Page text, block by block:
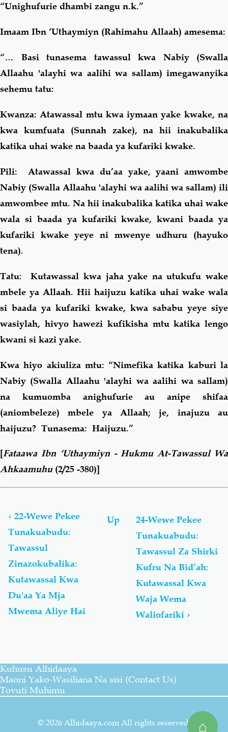
⌂
“Unighufurie dhambi zangu n.k.”
Imaam Ibn ‘Uthaymiyn (Rahimahu Allaah) amesema:
“… Basi tunasema tawassul kwa Nabiy (Swalla
Allaahu 'alayhi wa aalihi wa sallam) imegawanyika
sehemu tatu:
Kwanza: Atawassal mtu kwa iymaan yake kwake, na
kwa kumfuata (Sunnah zake), na hii inakubalika
katika uhai wake na baada ya kufariki kwake.
Pili: Atawassal kwa du’aa yake, yaani amwombe
Nabiy (Swalla Allaahu 'alayhi wa aalihi wa sallam) ili
amwombee mtu. Na hii inakubalika katika uhai wake
wala si baada ya kufariki kwake, kwani baada ya
kufariki kwake yeye ni mwenye udhuru (hayuko
tena).
Tatu: Kutawassal kwa jaha yake na utukufu wake
mbele ya Allaah. Hii haijuzu katika uhai wake wala
si baada ya kufariki kwake, kwa sababu yeye siye
wasiylah, hivyo hawezi kufikisha mtu katika lengo
kwani si kazi yake.
Kwa hiyo akiuliza mtu: “Nimefika katika kaburi la
Nabiy (Swalla Allaahu 'alayhi wa aalihi wa sallam)
na kumuomba anighufurie au anipe shifaa
(aniombeleze) mbele ya Allaah; je, inajuzu au
haijuzu? Tunasema: Haijuzu.”
[Fataawa Ibn ‘Uthaymiyn - Hukmu At-Tawassul Wa
Ahkaamuhu(2/25 -380)]
links
for
إِيَّاكَ
نَعْبُدُ
وَإِيَّاكَ
Wewe
Pekee
Tunakuabudu
Tunakuomba
Msaada
‹ 22-Wewe Pekee
Tunakuabudu:
Tawassul
Zinazokubalika:
Kutawassal Kwa
Du'aa Ya Mja
Mwema Aliye Hai
Up
24-Wewe Pekee
Tunakuabudu:
Tawassul Za Shirki
Kufru Na Bid’ah:
Kutawassal Kwa
Waja Wema
Waliofariki ›
Kuhusu Alhidaaya
Maoni Yako-Wasiliana Na sisi (Contact Us)
Tovuti Muhimu
© 2026 Alhidaaya.com All rights reserved.